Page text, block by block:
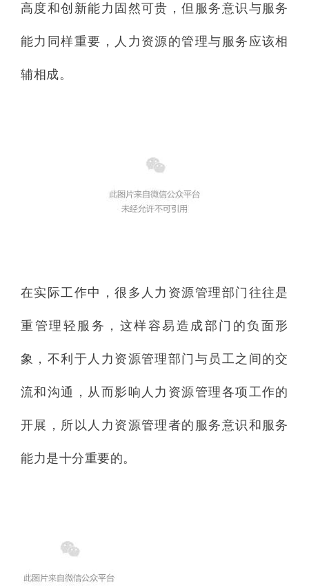
高度和创新能力固然可贵，但服务意识与服务
能力同样重要，人力资源的管理与服务应该相
辅相成。
在实际工作中，很多人力资源管理部门往往是
重管理轻服务，这样容易造成部门的负面形
象，不利于人力资源管理部门与员工之间的交
流和沟通，从而影响人力资源管理各项工作的
开展，所以人力资源管理者的服务意识和服务
能力是十分重要的。